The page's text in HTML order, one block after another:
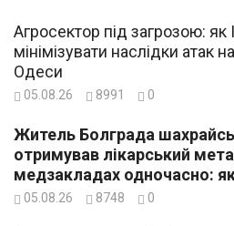
Агросектор під загрозою:
мінімізувати наслідки атак
Одеси
05.08.26 8991 0
Житель Болграда
отримував лікарський
медзакладах одночасно:
05.08.26 8748 0